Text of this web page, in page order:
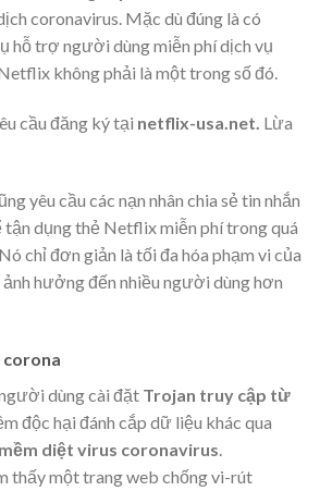
coronavirus. Mặc dù đúng là có
hỗ trợ người dùng miễn phí dịch vụ
không phải là một trong số đó.
cầu đăng ký tại netflix-usa.net. Lừa
yêu cầu các nạn nhân chia sẻ tin nhắn
dụng thẻ Netflix miễn phí trong quá
chỉ đơn giản là tối đa hóa phạm vi của
hưởng đến nhiều người dùng hơn
corona
dùng cài đặt Trojan truy cập từ
độc hại đánh cắp dữ liệu khác qua
diệt virus coronavirus
thấy một trang web chống vi-rút